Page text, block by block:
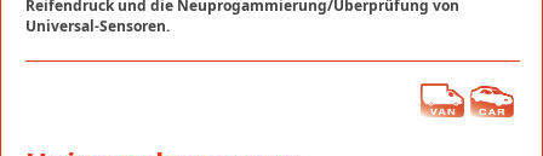
Reifendruck und die Neuprogammierung/Überprüfung von
Universal-Sensoren.